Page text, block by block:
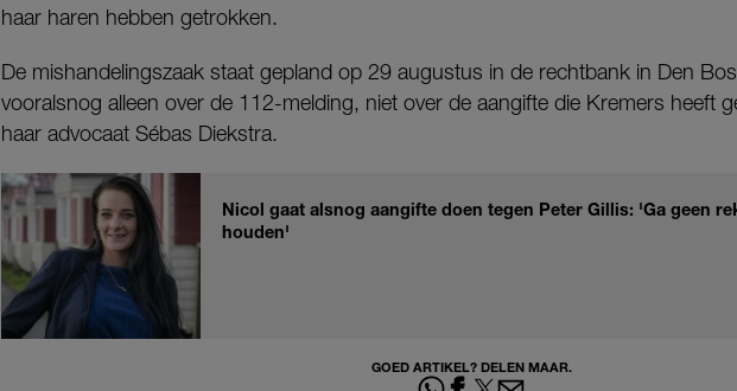
haar haren hebben getrokken.
De mishandelingszaak staat gepland op 29 augustus in de rechtbank in Den
vooralsnog alleen over de 112-melding, niet over de aangifte die Kremers heeft
haar advocaat Sébas Diekstra.
Nicol gaat alsnog aangifte doen tegen Peter Gillis: 'Ga geen
houden'
GOED ARTIKEL? DELEN MAAR.